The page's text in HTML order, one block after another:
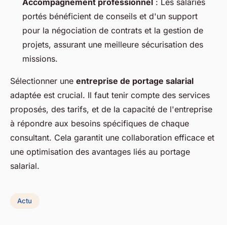
portés bénéficient de conseils et d'un support
pour la négociation de contrats et la gestion de
projets, assurant une meilleure sécurisation des
missions.
Sélectionner une entreprise de portage salarial
adaptée est crucial. Il faut tenir compte des services
proposés, des tarifs, et de la capacité de l'entreprise
à répondre aux besoins spécifiques de chaque
consultant. Cela garantit une collaboration efficace et
une optimisation des avantages liés au portage
salarial.
Actu